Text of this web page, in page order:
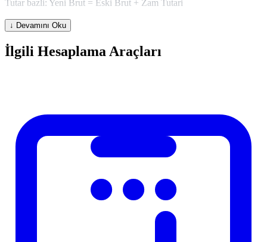
Tutar bazli: Yeni Brut = Eski Brut + Zam Tutari
Zam Oranina Gore Etki Tablosu
30.000 TL 33.000 36.000 39.000 45.000
40.000 TL 44.000 52.000 60.000
55.000 60.000 65.000
↓ Devamını Oku
İlgili Hesaplama Araçları